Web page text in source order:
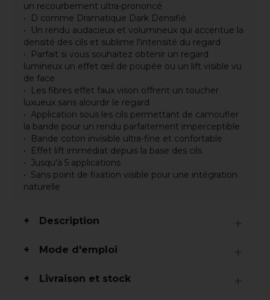
un recourbement ultra-prononcé
D comme Dramatique Dark Densifié
Un rendu audacieux et volumineux qui accentue la
densité des cils et sublime l'intensité du regard
Parfait si vous souhaitez obtenir un regard
lumineux un effet œil de poupée ou un lift visible vu
de face
Les fibres effet faux vison offrent un toucher
luxueux sans alourdir le regard
Application sous les cils permettant de camoufler
la bande pour un rendu parfaitement imperceptible
Bande coton invisible ultra-fine et confortable
Effet lift immédiat depuis la base des cils
Jusqu'à 5 applications
Sans point de fixation visible pour une intégration
naturelle
Description
Mode d'emploi
Livraison et stock